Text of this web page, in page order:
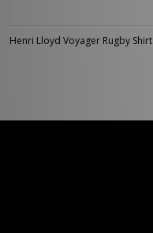
Henri Lloyd Voyager Rugby Shirt